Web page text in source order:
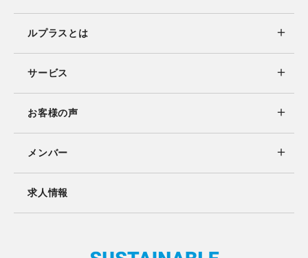
ルプラスとは
サービス
お客様の声
メンバー
求人情報